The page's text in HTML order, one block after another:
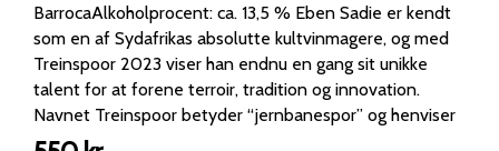
BarrocaAlkoholprocent: ca. 13,5 % Eben Sadie er kendt
som en af Sydafrikas absolutte kultvinmagere, og med
Treinspoor 2023 viser han endnu en gang sit unikke
talent for at forene terroir, tradition og innovation.
Navnet Treinspoor betyder “jernbanespor” og henviser
til de gamle vinmarker, der ligger langs en jernbanelinje i